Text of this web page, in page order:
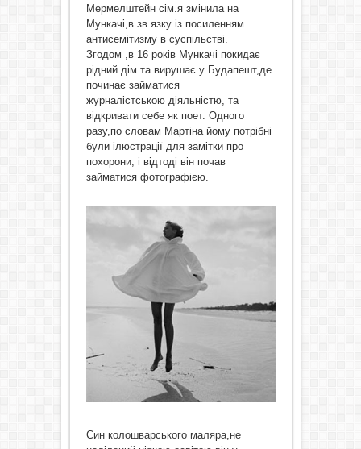
Мермелштейн сім.я змінила на
Мункачі,в зв.язку із посиленням
антисемітизму в суспільстві.
Згодом ,в 16 років Мункачі покидає
рідний дім та вирушає у Будапешт,де
починає займатися
журналістською діяльністю, та
відкривати себе як поет. Одного
разу,по словам Мартіна йому потрібні
були ілюстрації для замітки про
похорони, і відтоді він почав
займатися фотографією.
Син колошварського маляра,не